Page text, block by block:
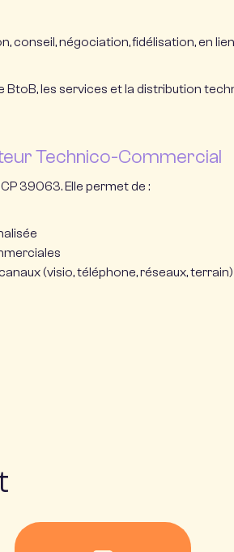
conseil, négociation, fidélisation, en
BtoB, les services et la distribution
Technico-Commercial
39063. Elle permet de :
(visio, téléphone, réseaux, terrain)